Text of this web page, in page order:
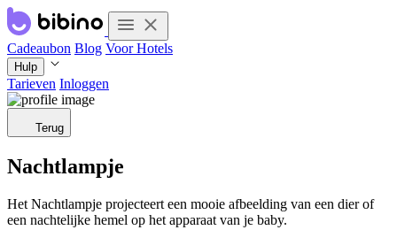
Cadeaubon Blog Voor Hotels
Hulp
Tarieven Inloggen
Terug
Nachtlampje
Het Nachtlampje projecteert een mooie afbeelding van een dier of
een nachtelijke hemel op het apparaat van je baby.